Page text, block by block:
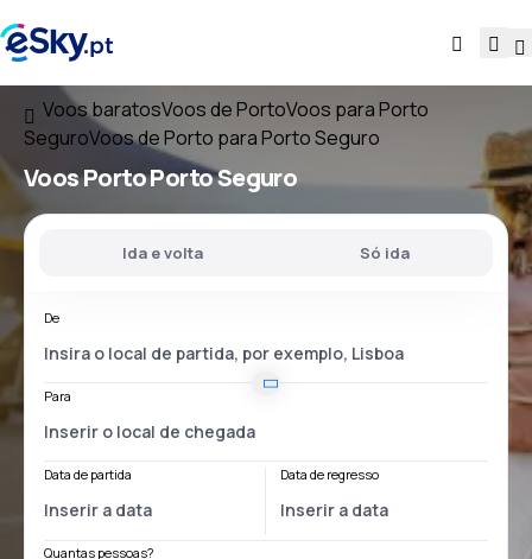
Voos baratosVoos de PortoVoos para Porto
SeguroVoos de Porto para Porto Seguro
VoosPorto Porto Seguro
Ida e volta Só ida
De
Para
Data de partida Data de regresso
Quantas pessoas?